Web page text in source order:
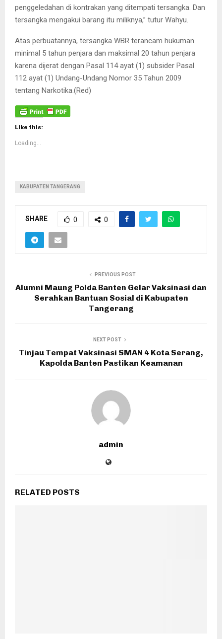
penggeledahan di kontrakan yang ditempati tersangka. Dan
tersangka mengakui barang itu miliknya,” tutur Wahyu.
Atas perbuatannya, tersangka WBR terancam hukuman
minimal 5 tahun penjara dan maksimal 20 tahun penjara
karena dijerat dengan Pasal 114 ayat (1) subsider Pasal
112 ayat (1) Undang-Undang Nomor 35 Tahun 2009
tentang Narkotika.(Red)
Like this:
Loading...
KABUPATEN TANGERANG
SHARE 0 0
PREVIOUS POST
Alumni Maung Polda Banten Gelar Vaksinasi dan
Serahkan Bantuan Sosial di Kabupaten
Tangerang
NEXT POST
Tinjau Tempat Vaksinasi SMAN 4 Kota Serang,
Kapolda Banten Pastikan Keamanan
admin
RELATED POSTS